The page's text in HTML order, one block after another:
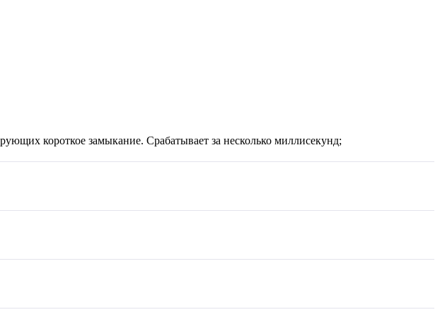
короткое замыкание. Срабатывает за несколько миллисекунд;